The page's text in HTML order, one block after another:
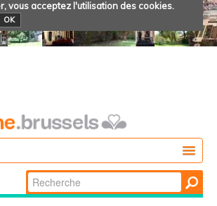
vous acceptez l'utilisation des cookies.
OK
Chercher par
Recherche